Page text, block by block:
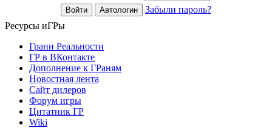
Забыли пароль?
Ресурсы иГРы
Грани Реальности
ГР в ВКонтакте
Дополнение к ГРаням
Новостная лента
Сайт дилеров
Форум игры
Цитатник ГР
Wiki